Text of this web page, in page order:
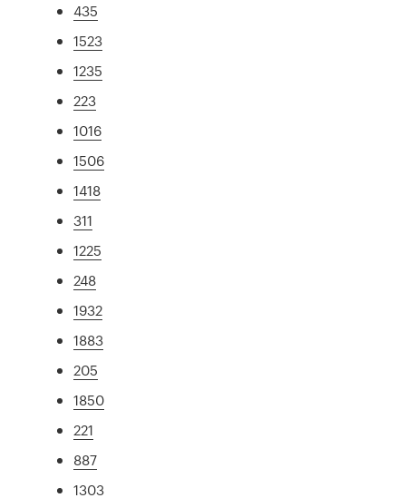
435
1523
1235
223
1016
1506
1418
311
1225
248
1932
1883
205
1850
221
887
1303